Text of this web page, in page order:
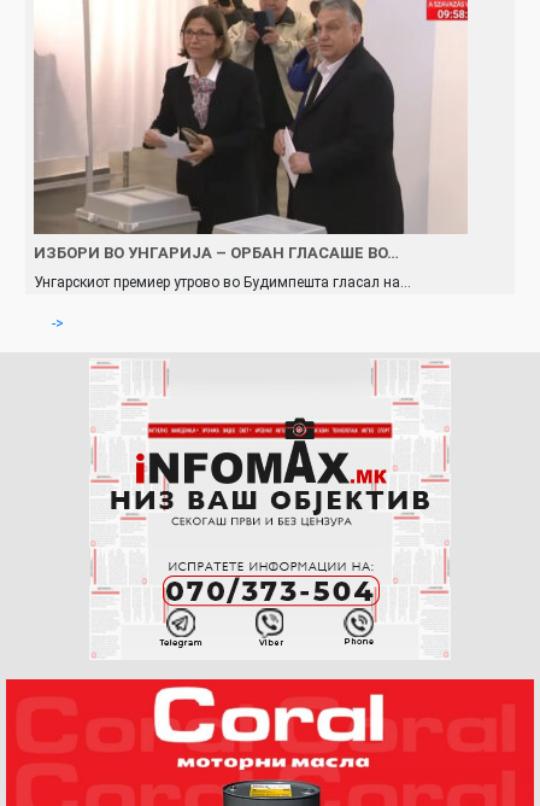
ИЗБОРИ ВО УНГАРИЈА – ОРБАН ГЛАСАШЕ ВО…
Унгарскиот премиер утрово во Будимпешта гласал на…
->